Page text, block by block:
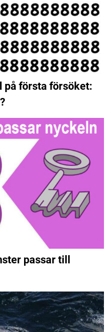
på första försöket:
passar till